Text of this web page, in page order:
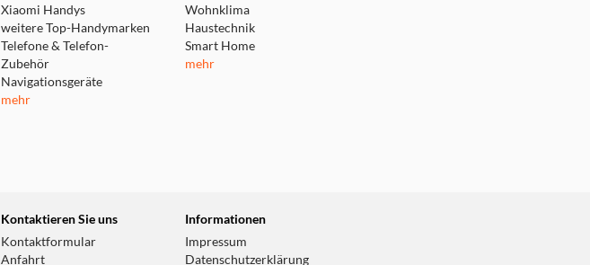
Xiaomi Handys
weitere Top-Handymarken
Telefone & Telefon-
Zubehör
Navigationsgeräte
mehr
Wohnklima
Haustechnik
Smart Home
mehr
Kontaktieren Sie uns
Kontaktformular
Anfahrt
Informationen
Impressum
Datenschutzerklärung